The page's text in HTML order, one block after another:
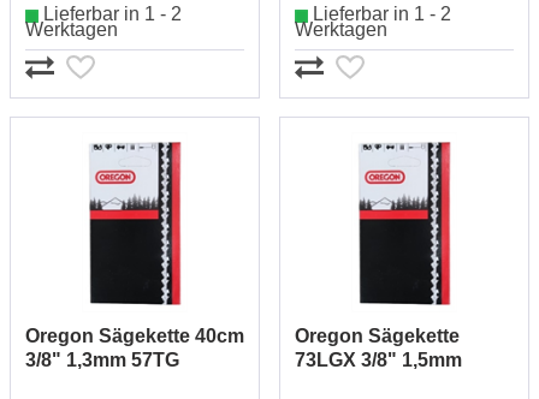
Lieferbar in 1 - 2
Werktagen
Lieferbar in 1 - 2
Werktagen
Oregon Sägekette 40cm
3/8" 1,3mm 57TG
Oregon Sägekette
73LGX 3/8" 1,5mm